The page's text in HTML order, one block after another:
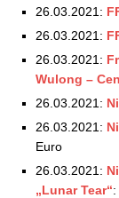
26.03.2021:
26.03.2021:
26.03.2021:
Wulong –
26.03.2021:
26.03.2021:
Euro
26.03.2021:
„Lunar Tear“